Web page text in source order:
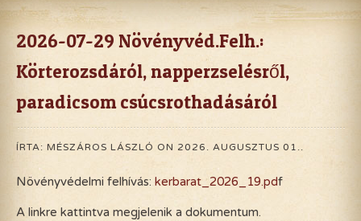
2026-07-29 Növényvéd.Felh.:
Körterozsdáról, napperzselésről,
paradicsom csúcsrothadásáról
ÍRTA: MÉSZÁROS LÁSZLÓ ON 2026. AUGUSZTUS 01..
Növényvédelmi felhívás: kerbarat_2026_19.pdf
A linkre kattintva megjelenik a dokumentum.